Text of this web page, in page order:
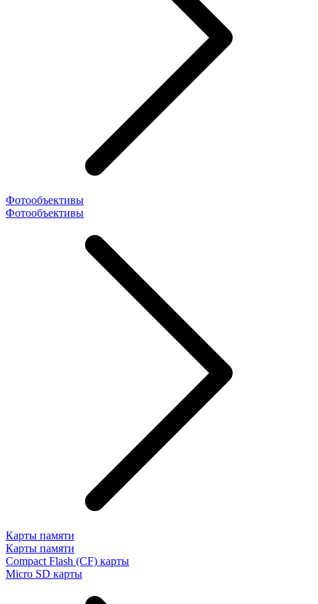
Фотообъективы
Фотообъективы
Карты памяти
Карты памяти
Compact Flash (CF) карты
Micro SD карты